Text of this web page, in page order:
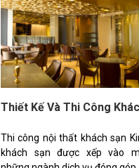
Thiết Kế Và Thi Công
Thi công nội thất khách sạn
khách sạn được xếp vào